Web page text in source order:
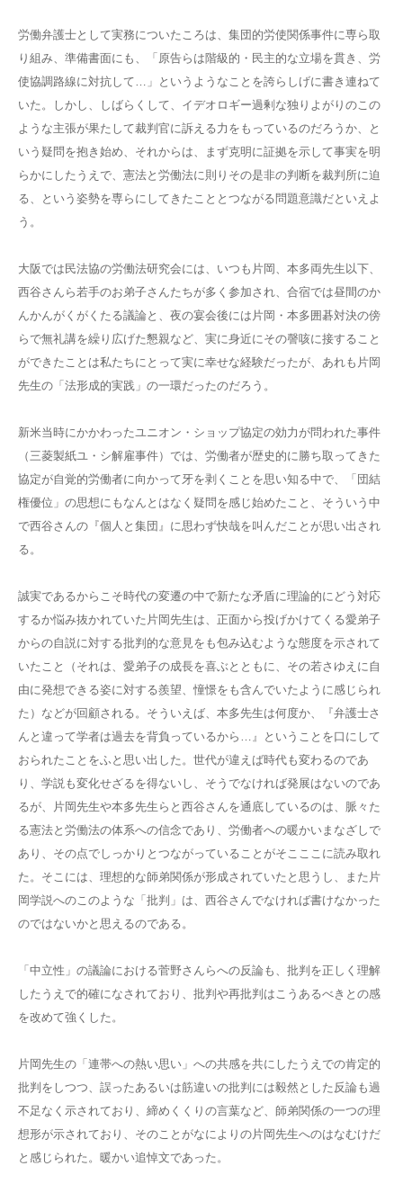
労働弁護士として実務についたころは、集団的労使関係事件に専ら取
り組み、準備書面にも、「原告らは階級的・民主的な立場を貫き、労
使協調路線に対抗して…」というようなことを誇らしげに書き連ねて
いた。しかし、しばらくして、イデオロギー過剰な独りよがりのこの
ような主張が果たして裁判官に訴える力をもっているのだろうか、と
いう疑問を抱き始め、それからは、まず克明に証拠を示して事実を明
らかにしたうえで、憲法と労働法に則りその是非の判断を裁判所に迫
る、という姿勢を専らにしてきたこととつながる問題意識だといえよ
う。
大阪では民法協の労働法研究会には、いつも片岡、本多両先生以下、
西谷さんら若手のお弟子さんたちが多く参加され、合宿では昼間のか
んかんがくがくたる議論と、夜の宴会後には片岡・本多囲碁対決の傍
らで無礼講を繰り広げた懇親など、実に身近にその謦咳に接すること
ができたことは私たちにとって実に幸せな経験だったが、あれも片岡
先生の「法形成的実践」の一環だったのだろう。
新米当時にかかわったユニオン・ショップ協定の効力が問われた事件
（三菱製紙ユ・シ解雇事件）では、労働者が歴史的に勝ち取ってきた
協定が自覚的労働者に向かって牙を剥くことを思い知る中で、「団結
権優位」の思想にもなんとはなく疑問を感じ始めたこと、そういう中
で西谷さんの『個人と集団』に思わず快哉を叫んだことが思い出され
る。
誠実であるからこそ時代の変遷の中で新たな矛盾に理論的にどう対応
するか悩み抜かれていた片岡先生は、正面から投げかけてくる愛弟子
からの自説に対する批判的な意見をも包み込むような態度を示されて
いたこと（それは、愛弟子の成長を喜ぶとともに、その若さゆえに自
由に発想できる姿に対する羨望、憧憬をも含んでいたように感じられ
た）などが回顧される。そういえば、本多先生は何度か、『弁護士さ
んと違って学者は過去を背負っているから…』ということを口にして
おられたことをふと思い出した。世代が違えば時代も変わるのであ
り、学説も変化せざるを得ないし、そうでなければ発展はないのであ
るが、片岡先生や本多先生らと西谷さんを通底しているのは、脈々た
る憲法と労働法の体系への信念であり、労働者への暖かいまなざしで
あり、その点でしっかりとつながっていることがそこここに読み取れ
た。そこには、理想的な師弟関係が形成されていたと思うし、また片
岡学説へのこのような「批判」は、西谷さんでなければ書けなかった
のではないかと思えるのである。
「中立性」の議論における菅野さんらへの反論も、批判を正しく理解
したうえで的確になされており、批判や再批判はこうあるべきとの感
を改めて強くした。
片岡先生の「連帯への熱い思い」への共感を共にしたうえでの肯定的
批判をしつつ、誤ったあるいは筋違いの批判には毅然とした反論も過
不足なく示されており、締めくくりの言葉など、師弟関係の一つの理
想形が示されており、そのことがなによりの片岡先生へのはなむけだ
と感じられた。暖かい追悼文であった。